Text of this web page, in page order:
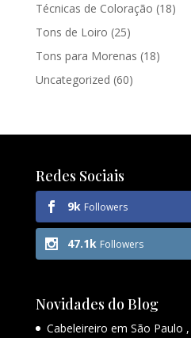
Técnicas de Coloração (18)
Tons de Loiro (25)
Tons para Morenas (18)
Uncategorized (60)
Redes Sociais
9k Followers
47.1k Followers
Novidades do Blog
Cabeleireiro em São Paulo